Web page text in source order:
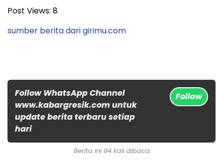
Post Views: 8
sumber berita dari girimu.com
Follow WhatsApp Channel
www.kabargresik.com untuk
update berita terbaru setiap
hari
Follow
Berita ini 94 kali dibaca